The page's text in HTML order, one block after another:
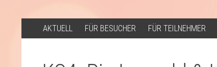
INHALT
AKTUELL FÜR BESUCHER FÜR TEILNEHMER